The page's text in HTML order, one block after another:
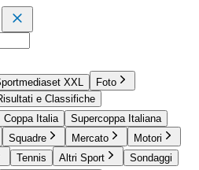
XXL
Foto
e Classifiche
Coppa Italia
Supercoppa Italiana
Squadre Mercato
Motori
Tennis Altri Sport
Sondaggi